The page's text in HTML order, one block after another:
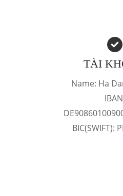
TÀI
Name: Ha
BIC(SWIFT):